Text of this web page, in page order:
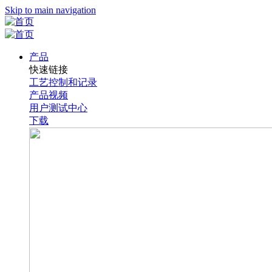
Skip to main navigation
产品
快速链接
工艺控制和记录
产品视频
用户测试中心
下载